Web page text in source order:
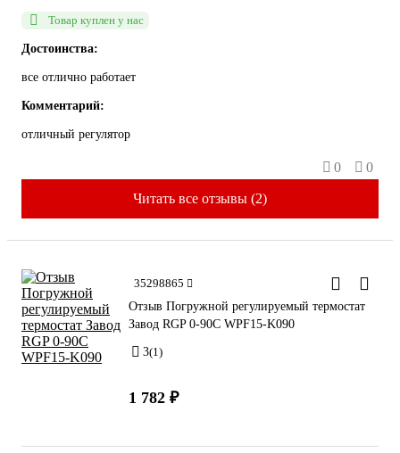
Товар куплен у нас
Достоинства:
все отлично работает
Комментарий:
отличный регулятор
Читать все отзывы (2)
0 0
35298865
Отзыв Погружной регулируемый термостат
Завод RGP 0-90C WPF15-K090
3(1)
1 782 ₽